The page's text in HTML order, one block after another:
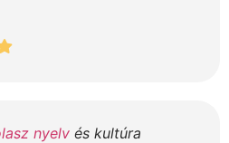
nyelv és kultúra